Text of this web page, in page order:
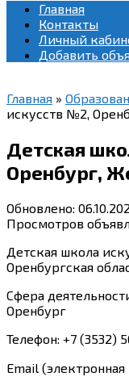
Главная
Контакты
Личный
Добавить
Главная »
искусств №2,
Детская
Оренбург,
Обновлено:
Просмотров
Детская школа
Оренбургская
Сфера
Оренбург
Телефон: +7 (3532)
Email (электронная